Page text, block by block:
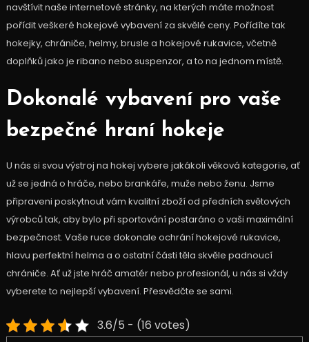
navštívit naše internetové stránky, na kterých máte možnost
pořídit veškeré hokejové vybavení za skvělé ceny. Pořídíte tak
hokejky, chrániče, helmy, brusle a hokejové rukavice, včetně
doplňků jako je ribano nebo suspenzor, a to na jednom místě.
Dokonalé vybavení pro vaše
bezpečné hraní hokeje
U nás si svou výstroj na hokej vybere jakákoli věková kategorie, ať
už se jedná o hráče, nebo brankáře, muže nebo ženu. Jsme
připraveni poskytnout vám kvalitní zboží od předních světových
výrobců tak, aby bylo při sportování postaráno o vaši maximální
bezpečnost. Vaše ruce dokonale ochrání hokejové rukavice,
hlavu perfektní helma a o ostatní části těla skvěle padnoucí
chrániče. Ať už jste hráč amatér nebo profesionál, u nás si vždy
vyberete to nejlepší vybavení. Přesvědčte se sami.
3.6/5 - (16 votes)